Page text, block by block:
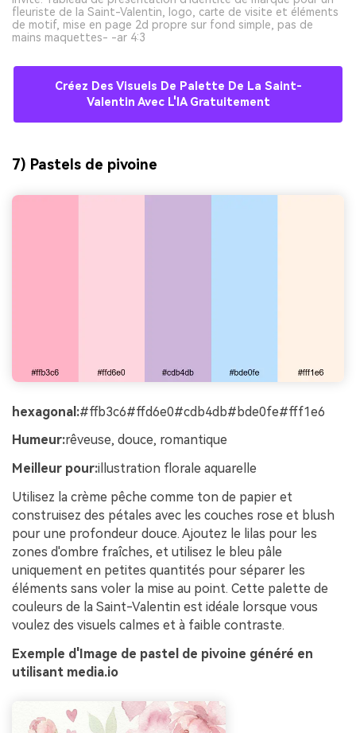
fleuriste de la Saint-Valentin, logo, carte de visite et éléments
de motif, mise en page 2d propre sur fond simple, pas de
mains maquettes- -ar 4:3
Créez Des Visuels De Palette De La Saint-
Valentin Avec L'IA Gratuitement
7) Pastels de pivoine
hexagonal:#ffb3c6#ffd6e0#cdb4db#bde0fe#fff1e6
Humeur:rêveuse, douce, romantique
Meilleur pour:illustration florale aquarelle
Utilisez la crème pêche comme ton de papier et
construisez des pétales avec les couches rose et blush
pour une profondeur douce. Ajoutez le lilas pour les
zones d'ombre fraîches, et utilisez le bleu pâle
uniquement en petites quantités pour séparer les
éléments sans voler la mise au point. Cette palette de
couleurs de la Saint-Valentin est idéale lorsque vous
voulez des visuels calmes et à faible contraste.
Exemple d'Image de pastel de pivoine généré en
utilisant media.io